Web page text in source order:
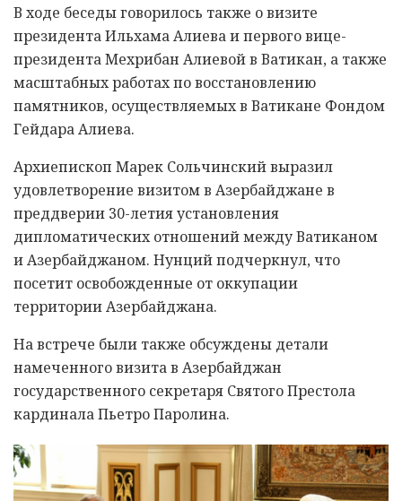
В ходе беседы говорилось также о визите
президента Ильхама Алиева и первого вице-
президента Мехрибан Алиевой в Ватикан, а также
масштабных работах по восстановлению
памятников, осуществляемых в Ватикане Фондом
Гейдара Алиева.
Архиепископ Марек Сольчинский выразил
удовлетворение визитом в Азербайджане в
преддверии 30-летия установления
дипломатических отношений между Ватиканом
и Азербайджаном. Нунций подчеркнул, что
посетит освобожденные от оккупации
территории Азербайджана.
На встрече были также обсуждены детали
намеченного визита в Азербайджан
государственного секретаря Святого Престола
кардинала Пьетро Паролина.